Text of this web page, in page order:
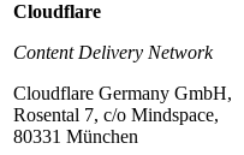
Cloudflare
Content Delivery Network
Cloudflare Germany GmbH,
Rosental 7, c/o Mindspace,
80331 München